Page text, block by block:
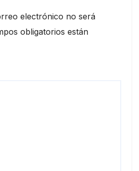
electrónico no será
obligatorios están